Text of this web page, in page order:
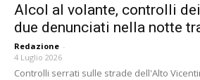
Alcol al volante, controlli
due denunciati nella notte
Redazione -
4 Luglio 2026
Controlli serrati sulle strade dell'Alto